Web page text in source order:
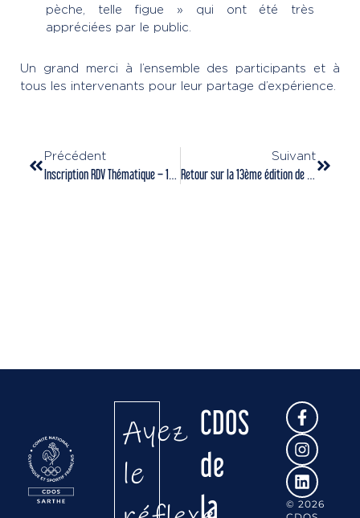
pèche, telle figue » qui ont été très
appréciées par le public.
Un grand merci à l’ensemble des participants et à
tous les intervenants pour leur partage d’expérience.
Précédent
Inscription RDV Thématique – 16 juin 2025
Suivant
Retour sur la 13ème édition de la Tournée d’été !
Ayez
le
CDOS
de
la
© 2026